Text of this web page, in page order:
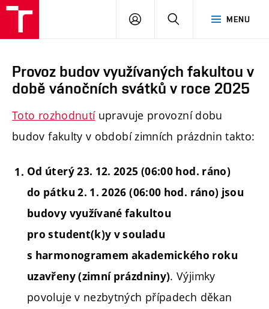
MENU
PŘIHLÁSIT
Provoz budov využívaných fakultou v
době vánočních svátků v roce 2025
Toto rozhodnutíupravuje provozní dobu
budov fakulty v období zimních prázdnin takto:
Od úterý 23. 12. 2025 (06:00 hod. ráno)
do pátku 2. 1. 2026 (06:00 hod. ráno) jsou
budovy využívané fakultou
pro student(k)y v souladu
s harmonogramem akademického roku
uzavřeny (zimní prázdniny). Výjimky
povoluje v nezbytných případech děkan